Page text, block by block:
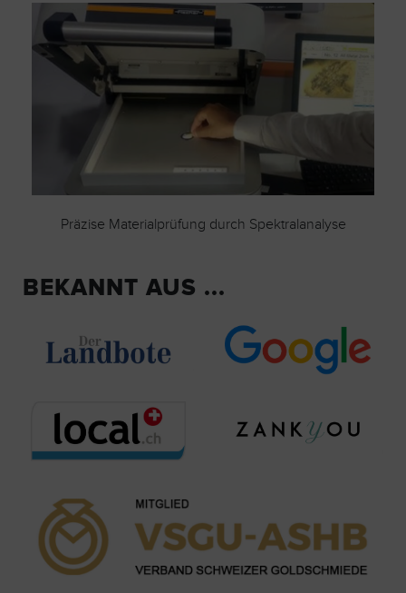
Präzise Materialprüfung durch Spektralanalyse
BEKANNT AUS ...